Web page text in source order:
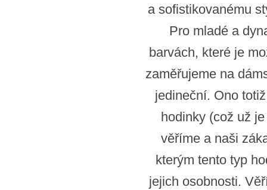
a sofistikovanému
Pro mladé a
barvách, které je
zaměřujeme na
jedineční. Ono
hodinky (což už
věříme a naši
kterým tento typ
jejich osobnosti.